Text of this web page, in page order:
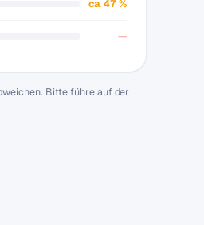
ca. 47 %
—
Bitte führe auf der